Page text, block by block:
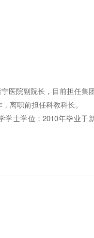
医院副院长，目前担任集
离职前担任科教科长。
学士学位；2010年毕业于